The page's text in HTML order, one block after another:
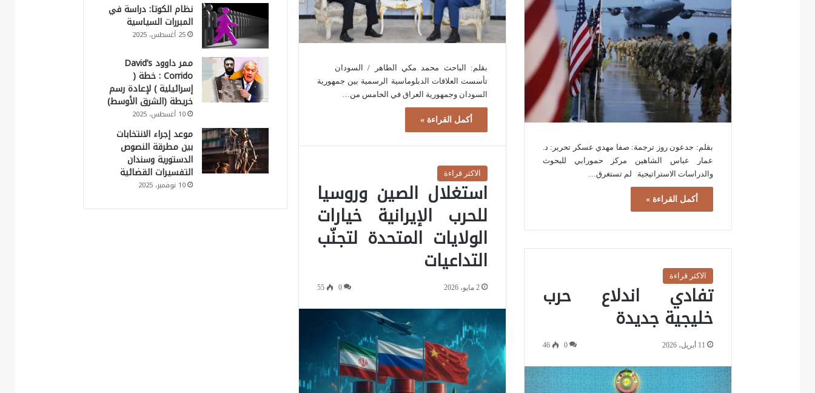
بقلم: الباحث محمد مكي الطاهر / السودان
تأسست العلاقات الدبلوماسية الرسمية بين جمهورية
السودان وجمهورية العراق في الخامس من…
أكمل القراءة »
بقلم: جدعون روز ترجمة: صفا مهدي عسكر تحرير: د.
عمار عباس الشاهين مركز حمورابي للبحوث
والدراسات الاستراتيجية لم تستغرق…
أكمل القراءة »
الاكثر قراءة
استغلال الصين وروسيا
للحرب الإيرانية خيارات
الولايات المتحدة لتجنّب
التداعيات
2 مايو، 2026 0
55
الاكثر قراءة
تفادي اندلاع حرب
خليجية جديدة
11 أبريل، 2026 0
46
نظام الكوتا: دراسة في
المبررات السياسية
25 أغسطس، 2025
ممر داوود David’s
Corrido : خطة (
إسرائيلية ) لإعادة رسم
خريطة (الشرق الأوسط)
10 أغسطس، 2025
موعد إجراء الانتخابات
بين مطرقة النصوص
الدستورية وسندان
التفسيرات القضائية
10 نوفمبر، 2025